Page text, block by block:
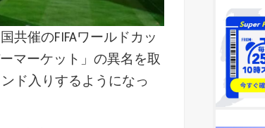
共催のFIFAワールドカッ
マーケット」の異名を取
ド入りするようになっ